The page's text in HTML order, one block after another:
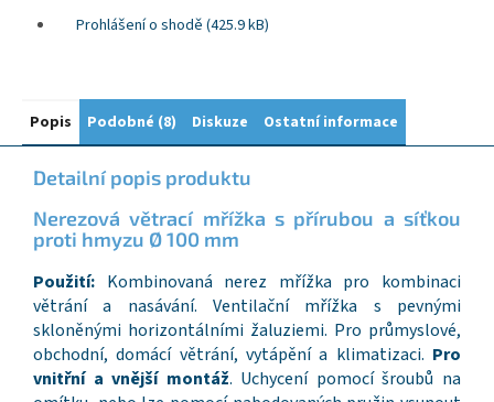
Prohlášení o shodě (425.9 kB)
Popis Podobné (8) Diskuze Ostatní informace
Detailní popis produktu
Nerezová větrací mřížka s přírubou a síťkou
proti hmyzu Ø 100 mm
Použití: Kombinovaná nerez mřížka pro kombinaci
větrání a nasávání. Ventilační mřížka s pevnými
skloněnými horizontálními žaluziemi. Pro průmyslové,
obchodní, domácí větrání, vytápění a klimatizaci. Pro
vnitřní a vnější montáž. Uchycení pomocí šroubů na